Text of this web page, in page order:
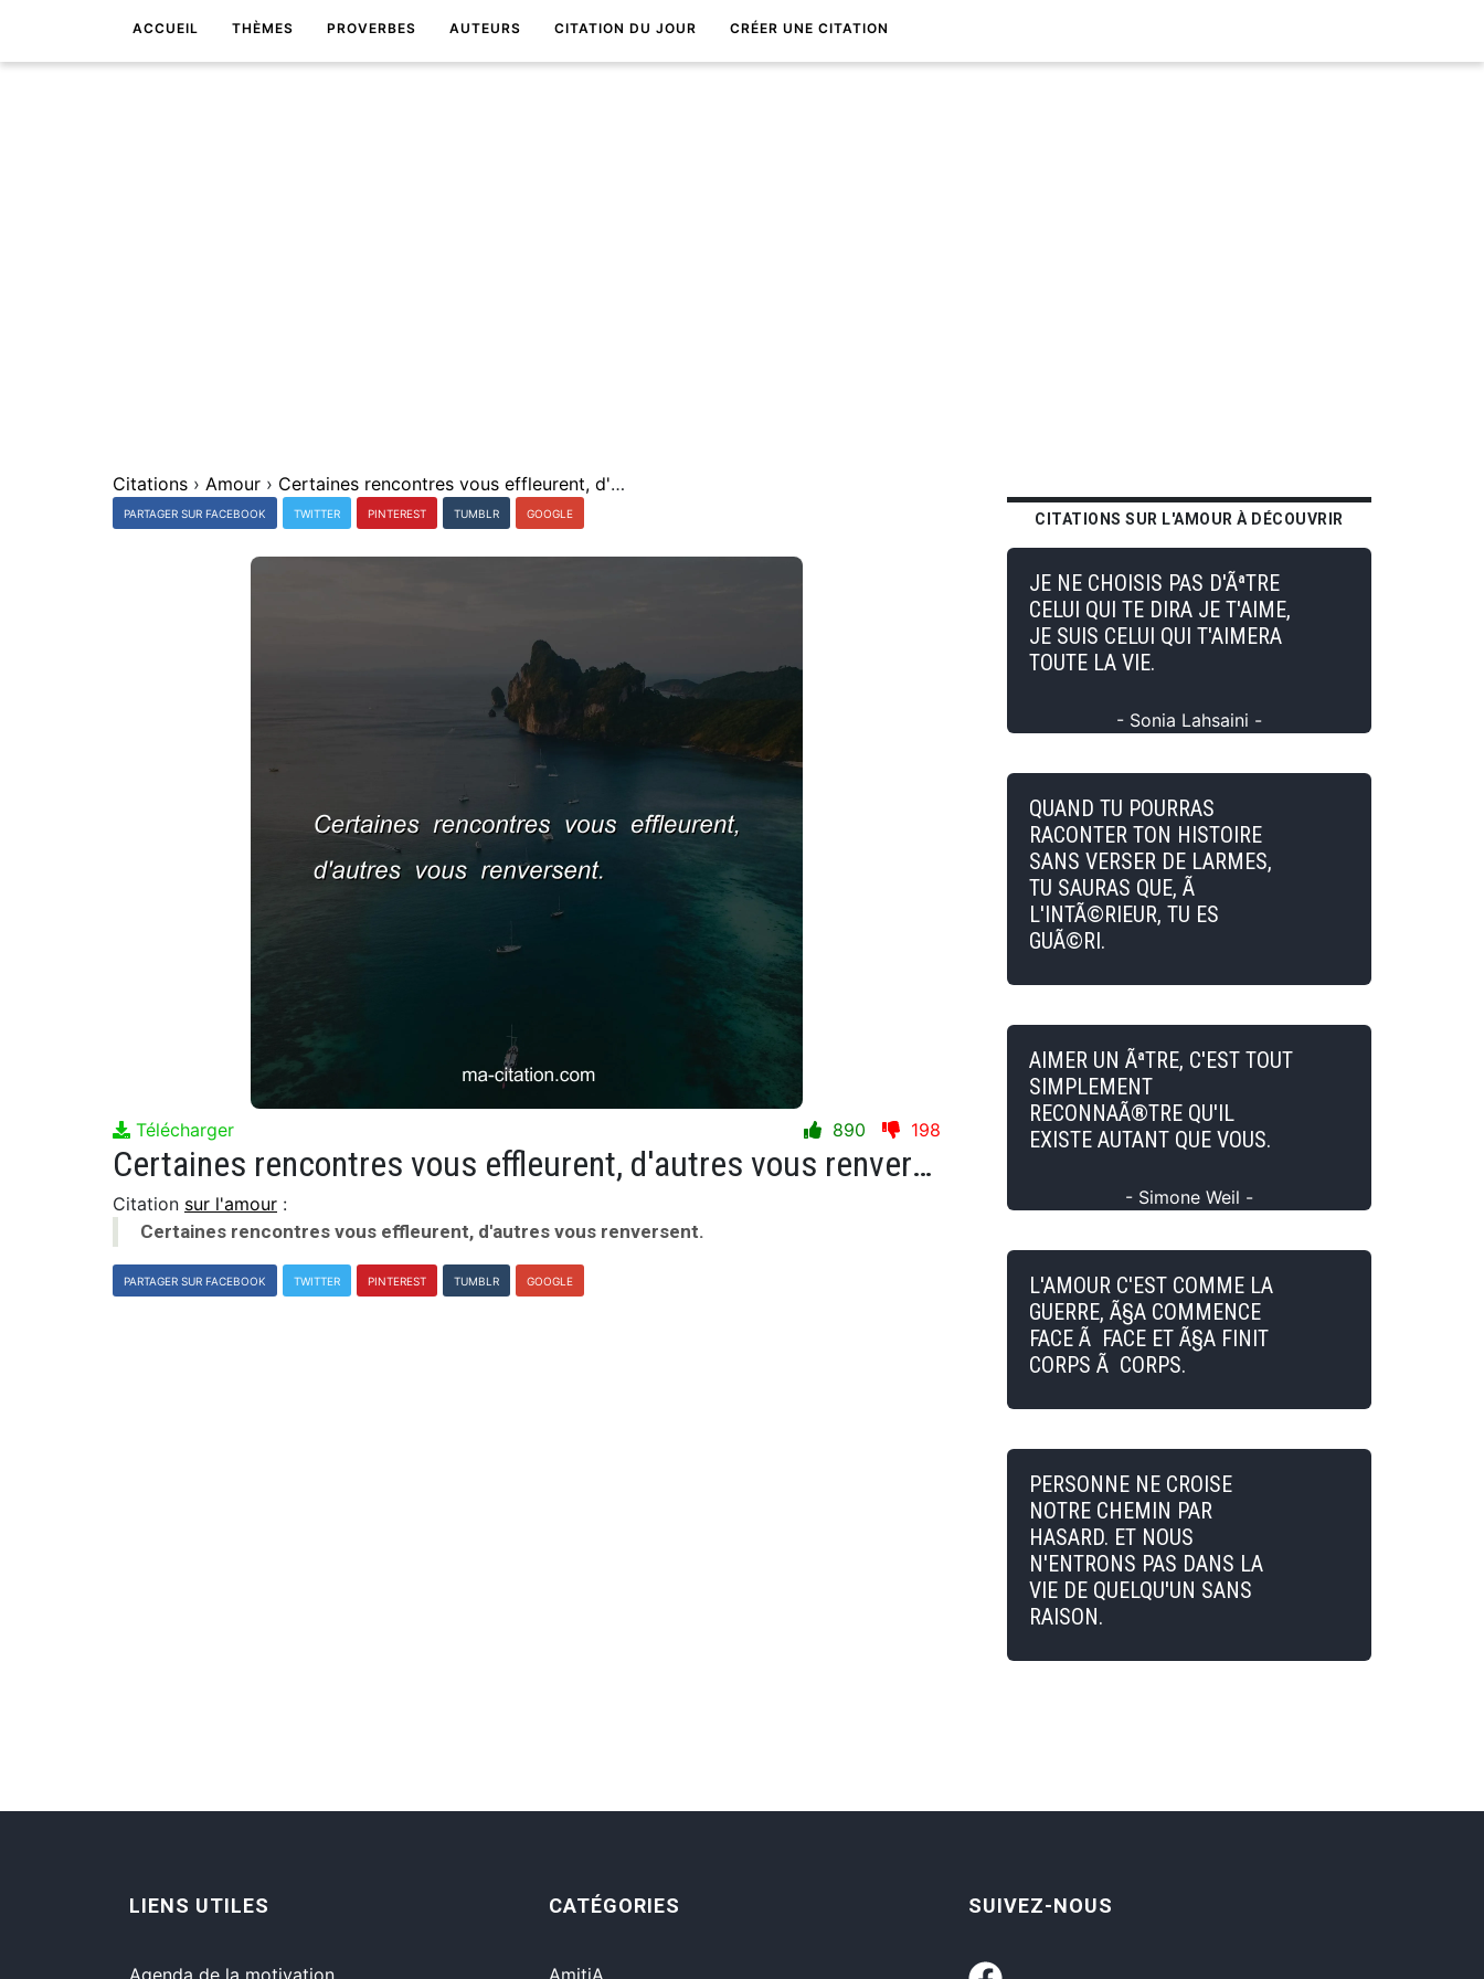
ACCUEIL THÈMES PROVERBES AUTEURS CITATION DU JOUR CRÉER UNE CITATION
Citations › Amour › Certaines rencontres vous effleurent, d'autres vous renversent.
PARTAGER SUR FACEBOOK TWITTER PINTEREST TUMBLR GOOGLE
Télécharger 890 198
Certaines rencontres vous effleurent, d'autres vous renversent.
Citation sur l'amour :
Certaines rencontres vous effleurent, d'autres vous renversent.
PARTAGER SUR FACEBOOK TWITTER PINTEREST TUMBLR GOOGLE
CITATIONS SUR L'AMOUR À DÉCOUVRIR
JE NE CHOISIS PAS D'ÃªTRE
CELUI QUI TE DIRA JE T'AIME,
JE SUIS CELUI QUI T'AIMERA
TOUTE LA VIE.
- Sonia Lahsaini -
QUAND TU POURRAS
RACONTER TON HISTOIRE
SANS VERSER DE LARMES,
TU SAURAS QUE, Ã
L'INTÃ©RIEUR, TU ES
GUÃ©RI.
AIMER UN ÃªTRE, C'EST TOUT
SIMPLEMENT
RECONNAÃ®TRE QU'IL
EXISTE AUTANT QUE VOUS.
- Simone Weil -
L'AMOUR C'EST COMME LA
GUERRE, Ã§A COMMENCE
FACE Ã FACE ET Ã§A FINIT
CORPS Ã CORPS.
PERSONNE NE CROISE
NOTRE CHEMIN PAR
HASARD. ET NOUS
N'ENTRONS PAS DANS LA
VIE DE QUELQU'UN SANS
RAISON.
LIENS UTILES
Agenda de la motivation
CATÉGORIES
AmitiA
SUIVEZ-NOUS